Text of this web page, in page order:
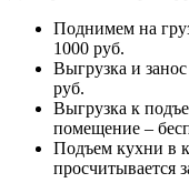
Поднимем на
1000 руб.
Выгрузка и
руб.
Выгрузка к
помещение –
Подъем кухни в
просчитывается